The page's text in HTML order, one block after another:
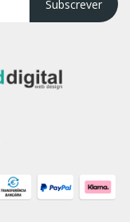
Subscrever